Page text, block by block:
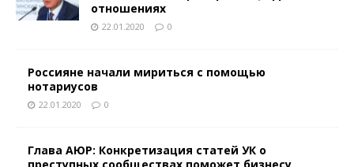
отношениях
22.01.2020 0
Россияне начали мириться с помощью
нотариусов
22.01.2020 0
Глава АЮР: Конкретизация статей УК о